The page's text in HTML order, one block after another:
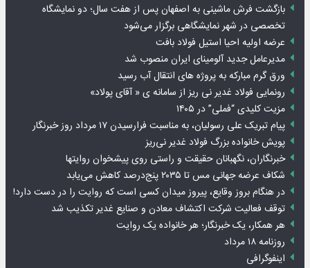
بازگشت فرش ماشینی به اصفهان پس از هفت سال؛ دو نمایشگاه
تخصصی در شهر نمایشگاهی برگزار می‌شود
عرضه اولیه احیا استیل فولاد بافت
مدیرعامل جدید آلومینای ایران منصوب شد
ورق گرم مبارکه به پروژه های انتقال آب رسید
رونمایی فولاد غدیر نی ریز از سامانه ی « آقای پولاد»
مزیت کلیدی “فملی” در ۱۴۰۵
پیام تبریک علی رسولیان، به مناسبت فرارسیدن ۱۷ مرداد روز خبرنگار
پویش خانواده بزرگ فولاد غدیر نی‌ریز
خبرنگاران، نگهبانان حقیقت و راستی روی پیشخوان روایت­ها
شکاف عرضه جهانی مس تا ۲۰۳۵ پنج‌درصد کاهش می‌یابد
در هنگام بروز وقایع، پیروز میدان کسی است که روایت را در دست دارد!
توقف فعالیت شرکت اکتشاف معادن و صنایع غدیر تکذیب شد
هر همکار، یک خبرنگار؛ هر خانواده یک روایت
روزنامه ۱۸ مرداد
اینفوگرافی